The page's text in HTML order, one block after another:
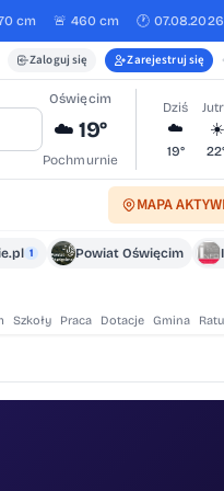
cm 🚨 460 cm 🕐 07.08.2026
Zaloguj się Zarejestruj się •
Oświęcim
☁️ 19°
Pochmurnie
Dziś
☁️
19°
☀️
MAPA
1 Powiat Oświęcim
Szkoły Praca Dotacje Gmina